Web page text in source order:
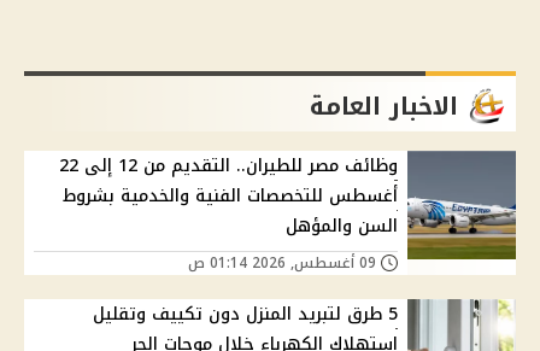
الاخبار العامة
وظائف مصر للطيران.. التقديم من 12 إلى 22
أغسطس للتخصصات الفنية والخدمية بشروط
السن والمؤهل
5 طرق لتبريد المنزل دون تكييف وتقليل
استهلاك الكهرباء خلال موجات الحر